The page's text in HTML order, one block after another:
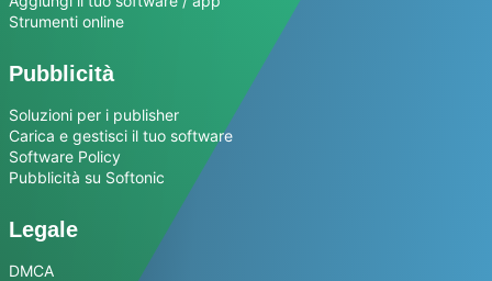
Strumenti online
Pubblicità
Soluzioni per i publisher
Carica e gestisci il tuo software
Software Policy
Pubblicità su Softonic
Legale
DMCA